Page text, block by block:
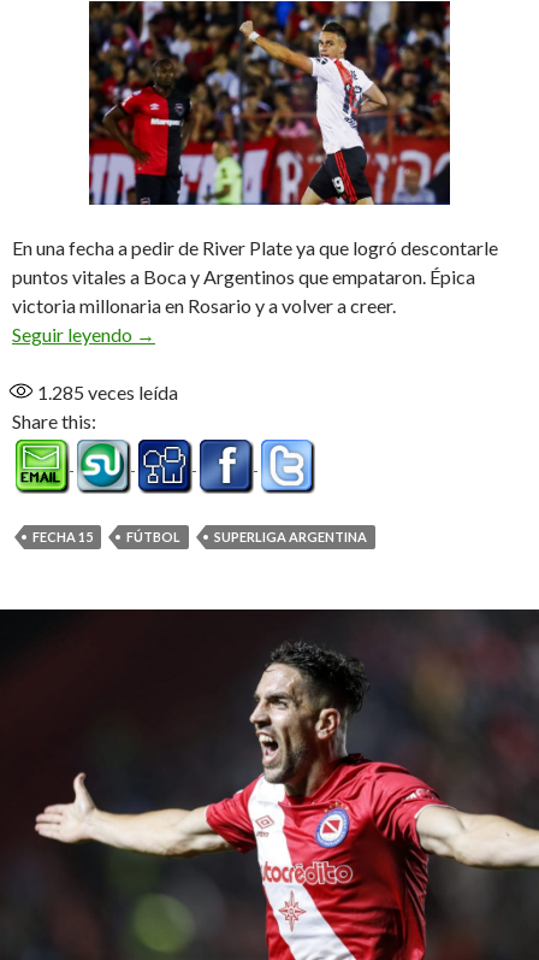
En una fecha a pedir de River Plate ya que logró descontarle
puntos vitales a Boca y Argentinos que empataron. Épica
victoria millonaria en Rosario y a volver a creer.
Seguir leyendo Resurgir Millonario
→
1.285 veces leída
Share this:
FECHA 15 FÚTBOL SUPERLIGA ARGENTINA